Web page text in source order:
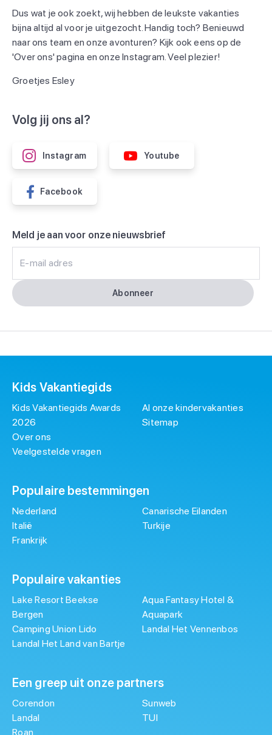
Dus wat je ook zoekt, wij hebben de leukste vakanties
bijna altijd al voor je uitgezocht. Handig toch? Benieuwd
naar ons team en onze avonturen? Kijk ook eens op de
'Over ons' pagina en onze Instagram. Veel plezier!
Groetjes Esley
Volg jij ons al?
Instagram Youtube
Facebook
Meld je aan voor onze nieuwsbrief
E-mail adres
Abonneer
Kids Vakantiegids
Kids Vakantiegids Awards
2026
Over ons
Veelgestelde vragen
Al onze kindervakanties
Sitemap
Populaire bestemmingen
Nederland
Italië
Frankrijk
Canarische Eilanden
Turkije
Populaire vakanties
Lake Resort Beekse
Bergen
Camping Union Lido
Landal Het Land van Bartje
Aqua Fantasy Hotel &
Aquapark
Landal Het Vennenbos
Een greep uit onze partners
Corendon
Landal
Roan
Sunweb
TUI